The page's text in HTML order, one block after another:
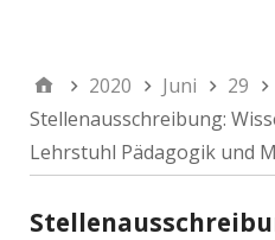
2020 Juni
29
Stellenausschreibung:
Lehrstuhl Pädagogik und